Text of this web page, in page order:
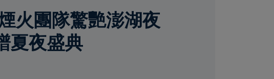
火團隊驚艷澎湖夜
夏夜盛典